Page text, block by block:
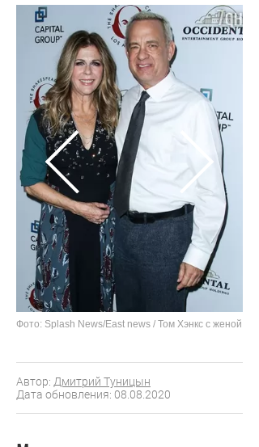
Фото: Splash News/East news / Том Хэнкс с женой
Автор: Дмитрий Туницын
Дата обновления: 08.08.2020